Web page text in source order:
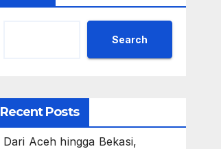
Search
Recent Posts
Dari Aceh hingga Bekasi,